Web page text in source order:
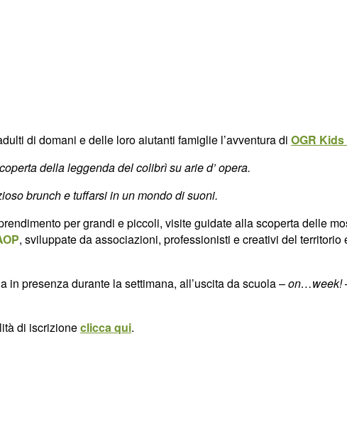
di domani e delle loro aiutanti famiglie l’avventura di OGR
della leggenda del colibrì su arie d’ opera.
brunch e tuffarsi in un mondo di suoni.
per grandi e piccoli, visite guidate alla scoperta delle
, sviluppate da associazioni, professionisti e creativi del
presenza durante la settimana, all’uscita da scuola –on…week!
di iscrizioneclicca qui.